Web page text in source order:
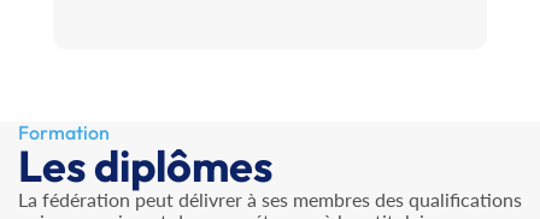
Formation
Les diplômes
La fédération peut délivrer à ses membres des qualifications